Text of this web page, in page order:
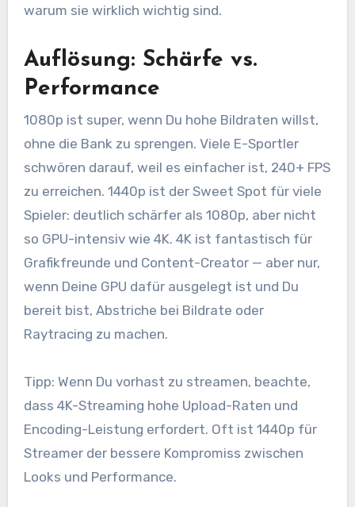
warum sie wirklich wichtig sind.
Auflösung: Schärfe vs.
Performance
1080p ist super, wenn Du hohe Bildraten willst,
ohne die Bank zu sprengen. Viele E-Sportler
schwören darauf, weil es einfacher ist, 240+ FPS
zu erreichen. 1440p ist der Sweet Spot für viele
Spieler: deutlich schärfer als 1080p, aber nicht
so GPU-intensiv wie 4K. 4K ist fantastisch für
Grafikfreunde und Content-Creator — aber nur,
wenn Deine GPU dafür ausgelegt ist und Du
bereit bist, Abstriche bei Bildrate oder
Raytracing zu machen.
Tipp: Wenn Du vorhast zu streamen, beachte,
dass 4K-Streaming hohe Upload-Raten und
Encoding-Leistung erfordert. Oft ist 1440p für
Streamer der bessere Kompromiss zwischen
Looks und Performance.